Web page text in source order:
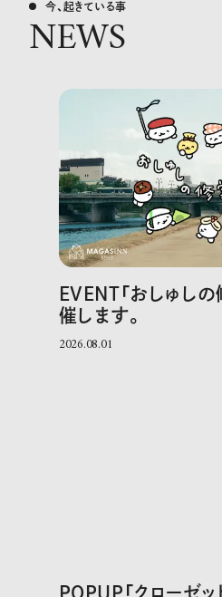
今、起きている事
NEWS
EVENT「おしゅし
催します。
2026.08.01
POPUP「クローゼッ